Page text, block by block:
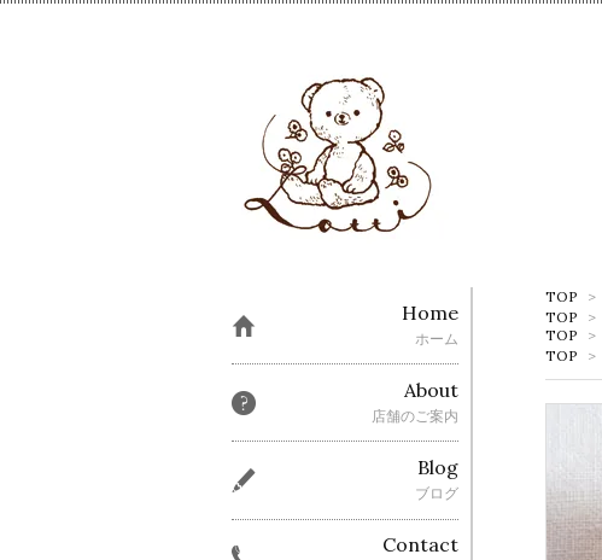
TOP >
TOP
>
TOP
>
TOP
>
Home
ホーム
About
店舗のご案内
Blog
ブログ
Contact